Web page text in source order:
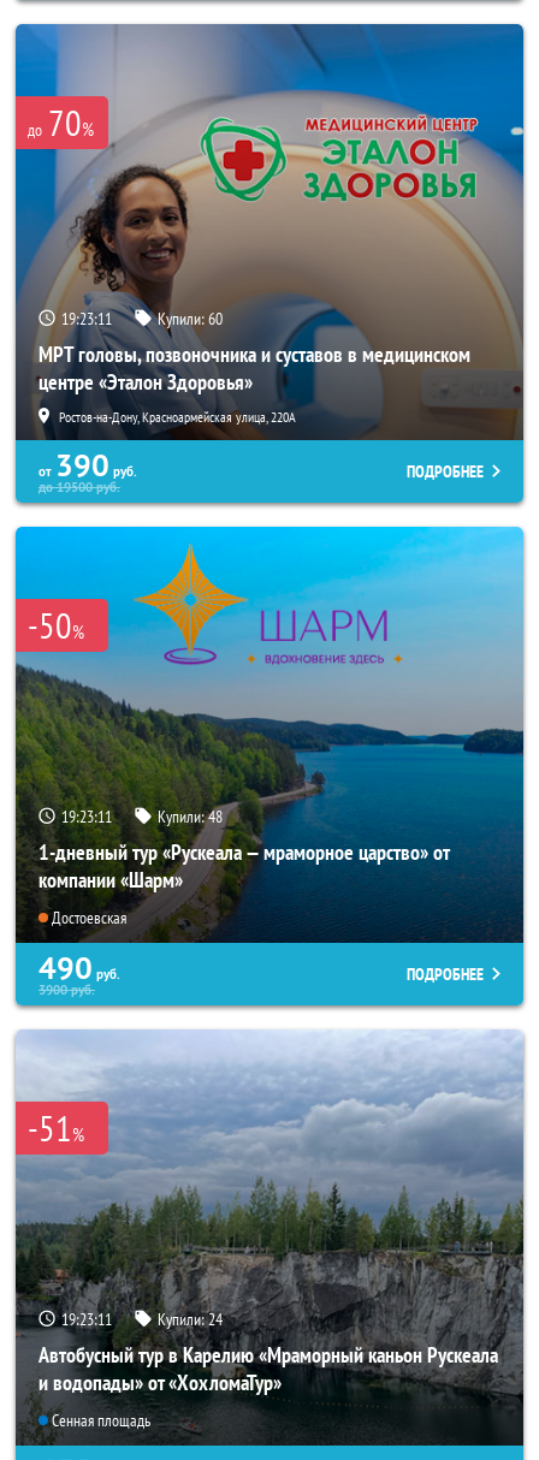
до 70%
19:23:07 Купили:60
МРТ головы, позвоночника и суставов в медицинском
центре «Эталон Здоровья»
Ростов-на-Дону, Красноармейская улица, 220А
от 390 руб.
до19500руб.
ПОДРОБНЕЕ
-50%
19:23:07 Купили:48
1-дневный тур «Рускеала — мраморное царство» от
компании «Шарм»
Достоевская
490 руб.
3900руб.
ПОДРОБНЕЕ
-51%
19:23:07 Купили:24
Автобусный тур в Карелию «Мраморный каньон Рускеала
и водопады» от «ХохломаТур»
Сенная площадь